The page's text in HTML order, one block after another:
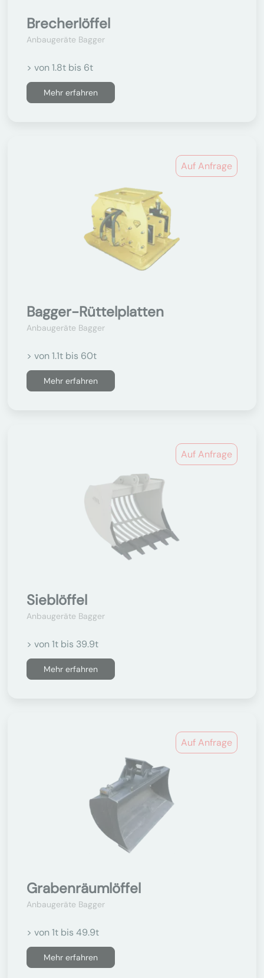
Brecherlöffel
Anbaugeräte Bagger
> von 1.8t bis 6t
Mehr erfahren
Auf Anfrage
Bagger-Rüttelplatten
Anbaugeräte Bagger
> von 1.1t bis 60t
Mehr erfahren
Auf Anfrage
Sieblöffel
Anbaugeräte Bagger
> von 1t bis 39.9t
Mehr erfahren
Auf Anfrage
Grabenräumlöffel
Anbaugeräte Bagger
> von 1t bis 49.9t
Mehr erfahren